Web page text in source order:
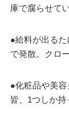
庫で腐らせてい
●給料が出る
で発散。クロ
●化粧品や美
皆、1つしか持